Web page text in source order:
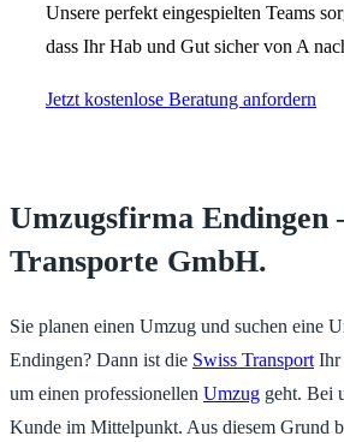
Unsere perfekt eingespielten Teams
dass Ihr Hab und Gut sicher von A
Jetzt kostenlose Beratung anfordern
Umzugsfirma Endingen
Transporte GmbH.
Sie planen einen Umzug und suchen eine
Endingen? Dann ist die Swiss Transport Ihr
um einen professionellen Umzug geht. Bei
Kunde im Mittelpunkt. Aus diesem Grund